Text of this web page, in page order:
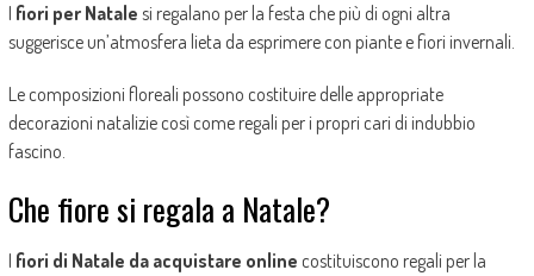
I fiori per Natale si regalano per la festa che più di ogni altra
suggerisce un’atmosfera lieta da esprimere con piante e fiori invernali.
Le composizioni floreali possono costituire delle appropriate
decorazioni natalizie così come regali per i propri cari di indubbio
fascino.
Che fiore si regala a Natale?
I fiori di Natale da acquistare online costituiscono regali per la